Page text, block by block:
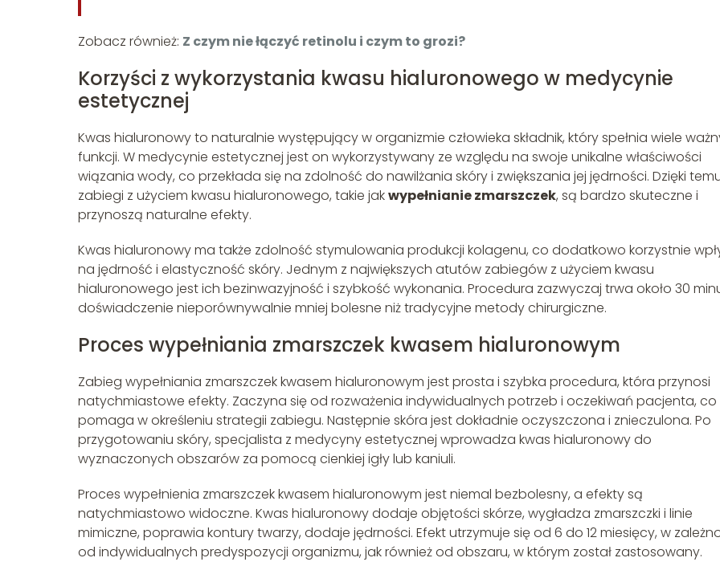
Zobacz również: Z czym nie łączyć retinolu i czym to grozi?
Korzyści z wykorzystania kwasu hialuronowego w medycynie
estetycznej
Kwas hialuronowy to naturalnie występujący w organizmie człowieka składnik, który spełnia wiele
funkcji. W medycynie estetycznej jest on wykorzystywany ze względu na swoje unikalne właściwości
wiązania wody, co przekłada się na zdolność do nawilżania skóry i zwiększania jej jędrności. Dzięki
zabiegi z użyciem kwasu hialuronowego, takie jakwypełnianie zmarszczek, są bardzo skuteczne i
przynoszą naturalne efekty.
Kwas hialuronowy ma także zdolność stymulowania produkcji kolagenu, co dodatkowo korzystnie
na jędrność i elastyczność skóry. Jednym z największych atutów zabiegów z użyciem kwasu
hialuronowego jest ich bezinwazyjność i szybkość wykonania. Procedura zazwyczaj trwa około 30
doświadczenie nieporównywalnie mniej bolesne niż tradycyjne metody chirurgiczne.
Proces wypełniania zmarszczek kwasem hialuronowym
Zabieg wypełniania zmarszczek kwasem hialuronowym jest prosta i szybka procedura, która przynosi
natychmiastowe efekty. Zaczyna się od rozważenia indywidualnych potrzeb i oczekiwań pacjenta, co
pomaga w określeniu strategii zabiegu. Następnie skóra jest dokładnie oczyszczona i znieczulona. Po
przygotowaniu skóry, specjalista z medycyny estetycznej wprowadza kwas hialuronowy do
wyznaczonych obszarów za pomocą cienkiej igły lub kaniuli.
Proces wypełnienia zmarszczek kwasem hialuronowym jest niemal bezbolesny, a efekty są
natychmiastowo widoczne. Kwas hialuronowy dodaje objętości skórze, wygładza zmarszczki i linie
mimiczne, poprawia kontury twarzy, dodaje jędrności. Efekt utrzymuje się od 6 do 12 miesięcy, w
od indywidualnych predyspozycji organizmu, jak również od obszaru, w którym został zastosowany.